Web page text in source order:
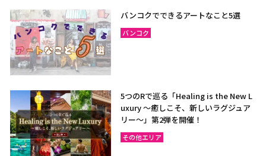
ラヨーン（サメット島）
サケーオ
チャチューンサオ
プラーチーンブリー
サムットプラカーン
バンコク
サムットソンクラーム
アユタヤ
ナコーンパトム
カンチャナブリー
バンコクでできるアートなこと5選
バンコク
5つのRで巡る「Healing is the New L
uxury ～癒しこそ、新しいラグジュア
リー〜」第2弾を開催！
その他エリア